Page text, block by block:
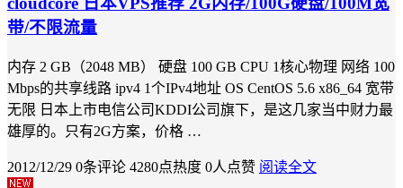
带/不限流量
内存 2 GB（2048 MB） 硬盘 100 GB CPU 1核心物理 网络 100
Mbps的共享线路 ipv4 1个IPv4地址 OS CentOS 5.6 x86_64 宽带
无限 日本上市电信公司KDDI公司旗下，是这几家当中财力最
雄厚的。只有2G方案，价格 …
2012/12/29 0条评论 4280点热度 0人点赞 阅读全文